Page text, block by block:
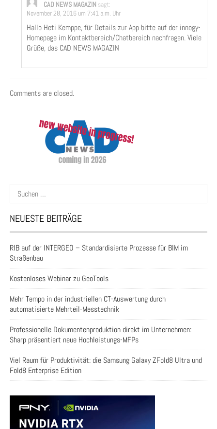
CAD NEWS MAGAZIN sagt:
November 28, 2016 um 7:41 a.m. Uhr
Hallo Heti Kemppe, für Details zur App bitte auf der innogy-
Homepage im Kontaktbereich/Chatbereich nachfragen. Viele
Grüße, das CAD NEWS MAGAZIN
Comments are closed.
Suchen
nach:
NEUESTE BEITRÄGE
RIB auf der INTERGEO – Standardisierte Prozesse für BIM im
Straßenbau
Kostenloses Webinar zu GeoTools
Mehr Tempo in der industriellen CT-Auswertung durch
automatisierte Mehrteil-Messtechnik
Professionelle Dokumentenproduktion direkt im Unternehmen:
Sharp präsentiert neue Hochleistungs-MFPs
Viel Raum für Produktivität: die Samsung Galaxy ZFold8 Ultra und
Fold8 Enterprise Edition